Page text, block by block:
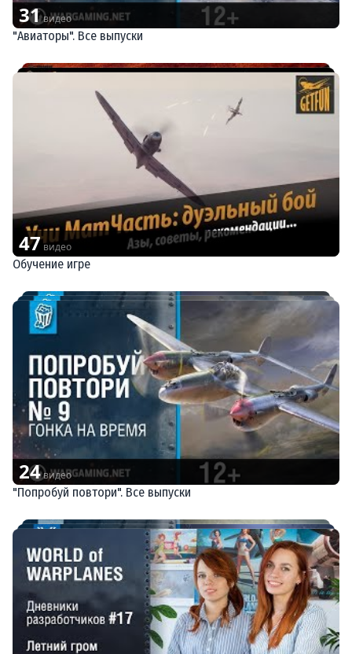
31видео
"Авиаторы". Все выпуски
47видео
Обучение игре
24видео
"Попробуй повтори". Все выпуски